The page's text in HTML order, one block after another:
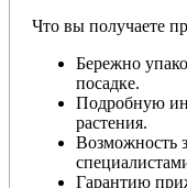
Что вы получаете
Бережно
посадке.
Подробную
растения.
Возможность
Гарантию